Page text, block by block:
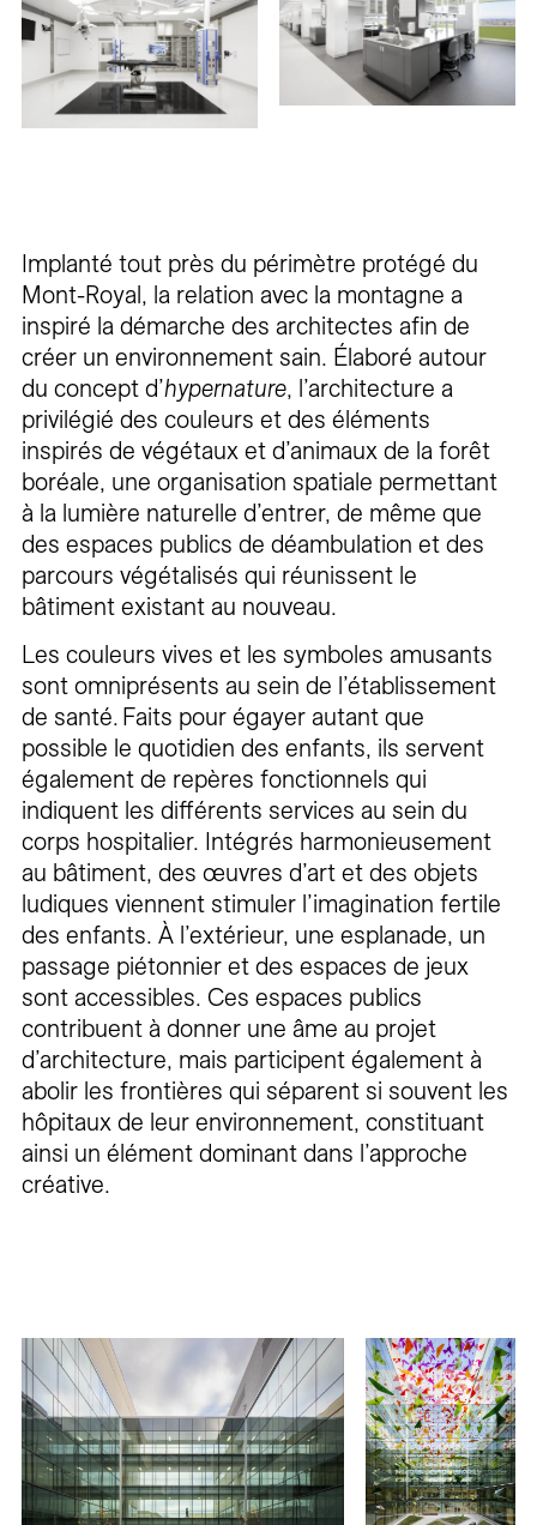
Implanté tout près du périmètre protégé du
Mont-Royal, la relation avec la montagne a
inspiré la démarche des architectes afin de
créer un environnement sain. Élaboré autour
du concept d’hypernature, l’architecture a
privilégié des couleurs et des éléments
inspirés de végétaux et d’animaux de la forêt
boréale, une organisation spatiale permettant
à la lumière naturelle d’entrer, de même que
des espaces publics de déambulation et des
parcours végétalisés qui réunissent le
bâtiment existant au nouveau.
Les couleurs vives et les symboles amusants
sont omniprésents au sein de l’établissement
de santé. Faits pour égayer autant que
possible le quotidien des enfants, ils servent
également de repères fonctionnels qui
indiquent les différents services au sein du
corps hospitalier. Intégrés harmonieusement
au bâtiment, des œuvres d’art et des objets
ludiques viennent stimuler l’imagination fertile
des enfants. À l’extérieur, une esplanade, un
passage piétonnier et des espaces de jeux
sont accessibles. Ces espaces publics
contribuent à donner une âme au projet
d’architecture, mais participent également à
abolir les frontières qui séparent si souvent les
hôpitaux de leur environnement, constituant
ainsi un élément dominant dans l’approche
créative.